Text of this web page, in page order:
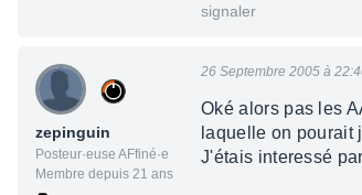
signaler
zepinguin
Posteur·euse AFfiné·e
Membre depuis 21 ans
26 Septembre 2005 à
Oké alors pas les
laquelle on pourait
J'étais interessé